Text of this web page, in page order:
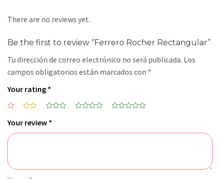
There are no reviews yet.
Be the first to review “Ferrero Rocher Rectangular”
Tu dirección de correo electrónico no será publicada. Los
campos obligatorios están marcados con *
Your rating *
Your review *